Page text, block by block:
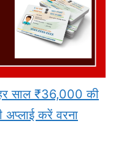
साल ₹36,000 की
अप्लाई करें वरना